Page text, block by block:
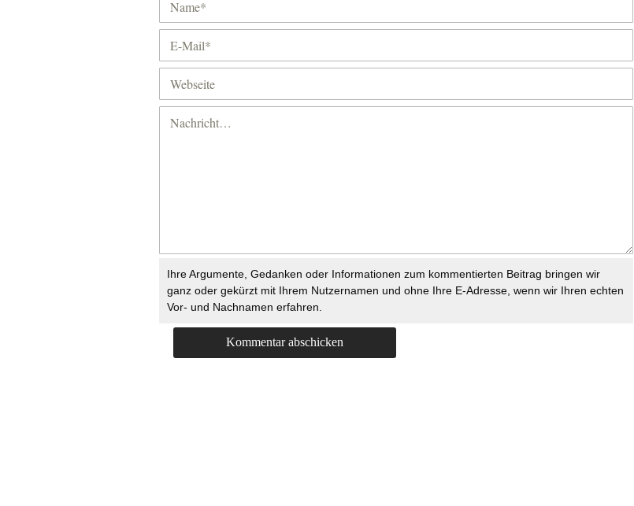
Ihre Argumente, Gedanken oder Informationen zum kommentierten Beitrag bringen wir
ganz oder gekürzt mit Ihrem Nutzernamen und ohne Ihre E-Adresse, wenn wir Ihren echten
Vor- und Nachnamen erfahren.